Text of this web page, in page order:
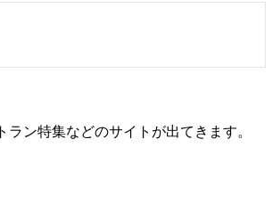
ン特集などのサイトが出てきます。